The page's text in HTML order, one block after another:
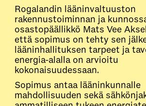
Rogalandin lääninvaltuuston
rakennustoiminnan ja
osastopäällikkö Mats Vee
että sopimus on tehty sen
lääninhallituksen tarpeet ja
energia-alalla on arvioitu
kokonaisuudessaan.
Sopimus antaa lääninkunnalle
mahdollisuuden sekä